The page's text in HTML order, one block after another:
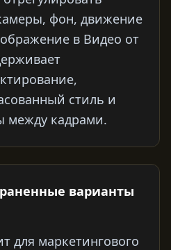
фон, движение
в Видео от
стиль и
между кадрами.
варианты
для маркетингового